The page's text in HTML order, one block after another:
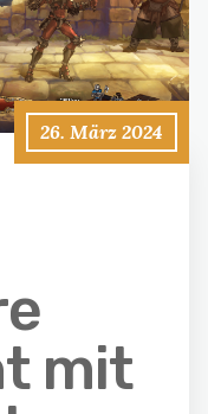
26. März 2024
mit